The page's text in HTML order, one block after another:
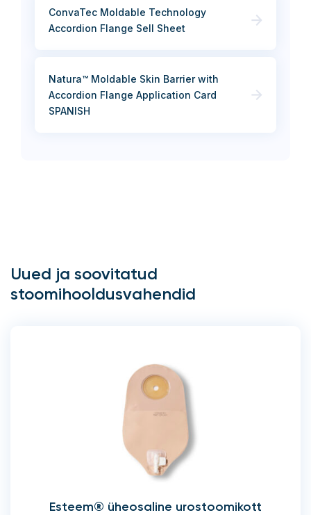
ConvaTec Moldable Technology
Accordion Flange Sell Sheet
Natura™ Moldable Skin Barrier with
Accordion Flange Application Card
SPANISH
Uued ja soovitatud
stoomihooldusvahendid
Esteem® üheosaline urostoomikott